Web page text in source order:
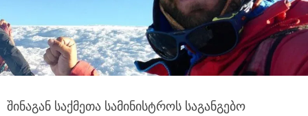
შინაგან საქმეთა სამინისტროს საგანგებო